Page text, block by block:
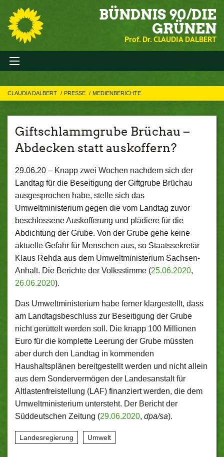
BÜNDNIS 90/DIE
GRÜNEN
Prof. Dr. CLAUDIA DALBERT
CLAUDIA DALBERT PRESSE MEDIENBERICHTE
Giftschlammgrube Brüchau –
Abdecken statt auskoffern?
29.06.20 – Knapp zwei Wochen nachdem sich der
Landtag für die Beseitigung der Giftgrube Brüchau
ausgesprochen habe, stelle sich das
Umweltministerium gegen die vom Landtag zuvor
beschlossene Auskofferung und plädiere für die
Abdichtung der Grube. Von der Grube gehe keine
aktuelle Gefahr für Menschen aus, so Staatssekretär
Klaus Rehda aus dem Umweltministerium Sachsen-
Anhalt. Die Berichte der Volksstimme (25.06.2020,
26.06.2020).
Das Umweltministerium habe ferner klargestellt, dass
am Landtagsbeschluss zur Beseitigung der Grube
nicht gerüttelt werden soll. Die knapp 100 Millionen
Euro für die komplette Leerung der Grube müssten
aber durch den Landtag in kommenden
Haushaltsplänen bereitgestellt werden und nicht allein
aus dem Sondervermögen der Landesanstalt für
Altlastenfreistellung (LAF) finanziert werden, die dem
Umweltministerium untersteht. Der Bericht der
Süddeutschen Zeitung (29.06.2020, dpa/sa).
Landesregierung Umwelt